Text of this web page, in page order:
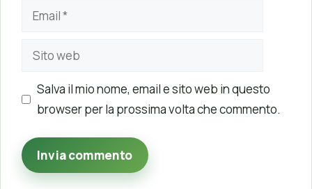
Email
Sito
Salva il mio nome, email e sito web in questo
browser per la prossima volta che commento.